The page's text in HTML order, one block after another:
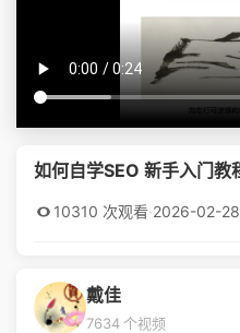
如何自学SEO 新手入门教
10310 次观看·2026-02-28
戴佳
7634 个视频